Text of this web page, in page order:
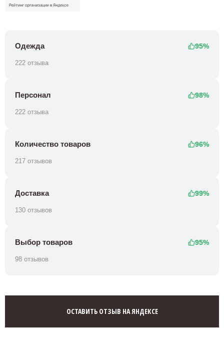
Одежда 95%
222 отзыва
Персонал 98%
222 отзыва
Количество товаров 96%
217 отзывов
Доставка 99%
130 отзывов
Выбор товаров 95%
98 отзывов
ОСТАВИТЬ ОТЗЫВ НА ЯНДЕКСЕ